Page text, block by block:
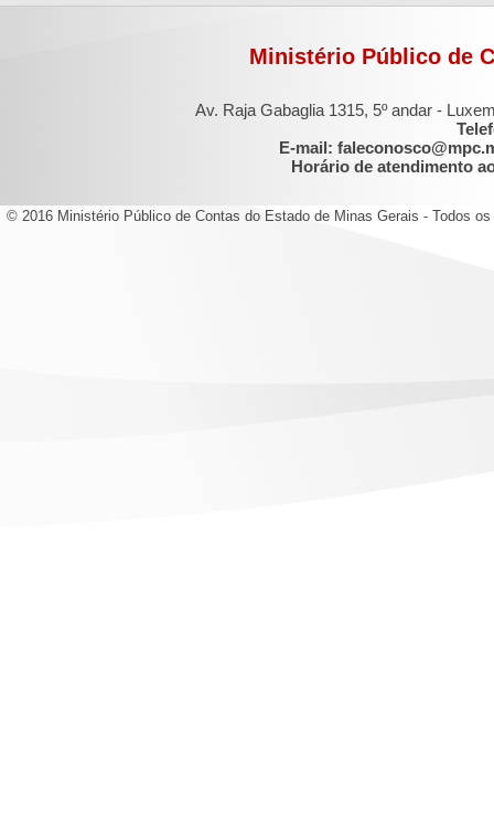
Ministério Público de
Av. Raja Gabaglia 1315, 5º andar -
E-mail:
Horário de atendimento
© 2016 Ministério Público de Contas do Estado de Minas Gerais - Todos